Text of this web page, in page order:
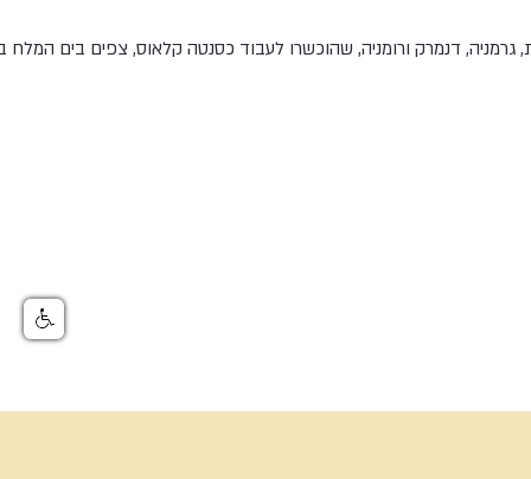
גרמניה, דנמרק ורומניה, שהוכשרו לעבוד כסנטה קלאוס, צפים בים